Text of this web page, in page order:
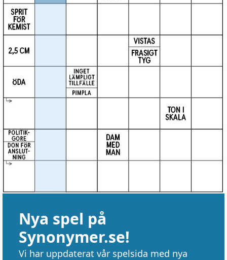
Nya spel på
Synonymer.se!
Vi har uppdaterat vår spelsida med nya